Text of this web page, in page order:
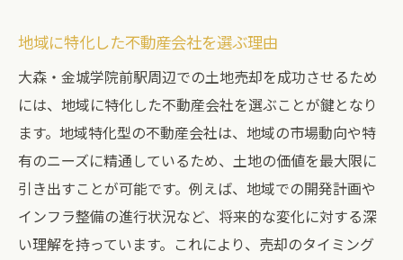
地域に特化した不動産会社を選ぶ理由
大森・金城学院前駅周辺での土地売却を成功させるため
には、地域に特化した不動産会社を選ぶことが鍵となり
ます。地域特化型の不動産会社は、地域の市場動向や特
有のニーズに精通しているため、土地の価値を最大限に
引き出すことが可能です。例えば、地域での開発計画や
インフラ整備の進行状況など、将来的な変化に対する深
い理解を持っています。これにより、売却のタイミング